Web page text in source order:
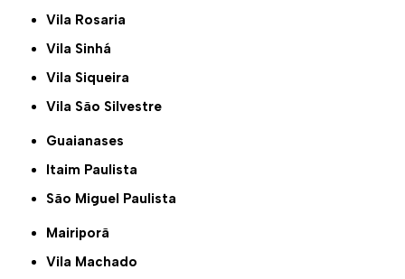
Vila Rosaria
Vila Sinhá
Vila Siqueira
Vila São Silvestre
Guaianases
Itaim Paulista
São Miguel Paulista
Mairiporã
Vila Machado